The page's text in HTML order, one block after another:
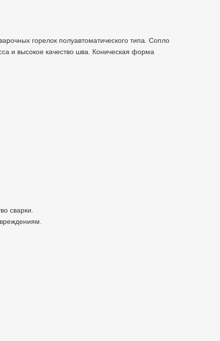
горелок полуавтоматического типа. Сопло
и высокое качество шва. Коническая форма
сварки.